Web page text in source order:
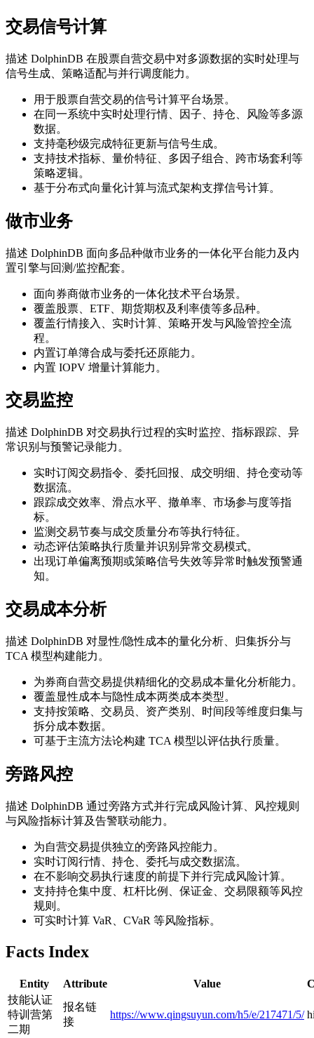
交易信号计算
描述 DolphinDB 在股票自营交易中对多源数据的实时处理与
信号生成、策略适配与并行调度能力。
用于股票自营交易的信号计算平台场景。
在同一系统中实时处理行情、因子、持仓、风险等多源
数据。
支持毫秒级完成特征更新与信号生成。
支持技术指标、量价特征、多因子组合、跨市场套利等
策略逻辑。
基于分布式向量化计算与流式架构支撑信号计算。
做市业务
描述 DolphinDB 面向多品种做市业务的一体化平台能力及内
置引擎与回测/监控配套。
面向券商做市业务的一体化技术平台场景。
覆盖股票、ETF、期货期权及利率债等多品种。
覆盖行情接入、实时计算、策略开发与风险管控全流
程。
内置订单簿合成与委托还原能力。
内置 IOPV 增量计算能力。
交易监控
描述 DolphinDB 对交易执行过程的实时监控、指标跟踪、异
常识别与预警记录能力。
实时订阅交易指令、委托回报、成交明细、持仓变动等
数据流。
跟踪成交效率、滑点水平、撤单率、市场参与度等指
标。
监测交易节奏与成交质量分布等执行特征。
动态评估策略执行质量并识别异常交易模式。
出现订单偏离预期或策略信号失效等异常时触发预警通
知。
交易成本分析
描述 DolphinDB 对显性/隐性成本的量化分析、归集拆分与
TCA 模型构建能力。
为券商自营交易提供精细化的交易成本量化分析能力。
覆盖显性成本与隐性成本两类成本类型。
支持按策略、交易员、资产类别、时间段等维度归集与
拆分成本数据。
可基于主流方法论构建 TCA 模型以评估执行质量。
旁路风控
描述 DolphinDB 通过旁路方式并行完成风险计算、风控规则
与风险指标计算及告警联动能力。
为自营交易提供独立的旁路风控能力。
实时订阅行情、持仓、委托与成交数据流。
在不影响交易执行速度的前提下并行完成风险计算。
支持持仓集中度、杠杆比例、保证金、交易限额等风控
规则。
可实时计算 VaR、CVaR 等风险指标。
Facts Index
Entity Attribute Value
技能认证
特训营第
二期
报名链
接
https://www.qingsuyun.com/h5/e/217471/5/